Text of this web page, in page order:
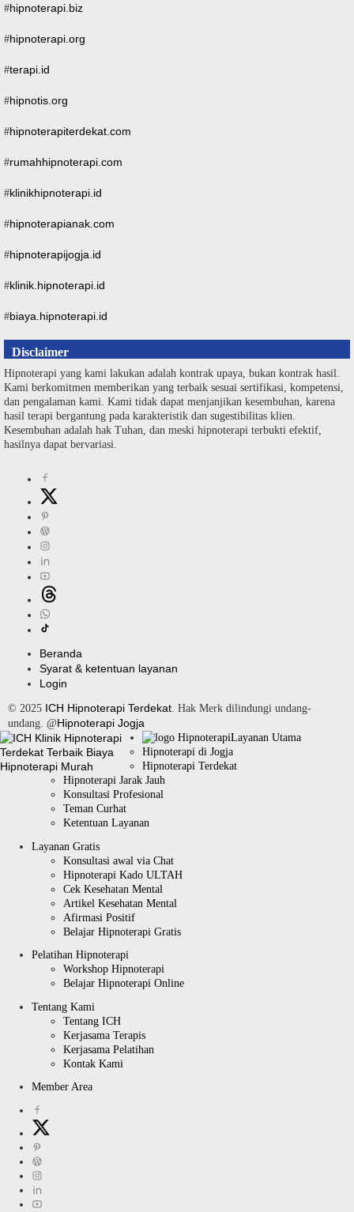
#hipnoterapi.biz
#hipnoterapi.org
#terapi.id
#hipnotis.org
#hipnoterapiterdekat.com
#rumahhipnoterapi.com
#klinikhipnoterapi.id
#hipnoterapianak.com
#hipnoterapijogja.id
#klinik.hipnoterapi.id
#biaya.hipnoterapi.id
Disclaimer
Hipnoterapi yang kami lakukan adalah kontrak upaya, bukan kontrak hasil.
Kami berkomitmen memberikan yang terbaik sesuai sertifikasi, kompetensi,
dan pengalaman kami. Kami tidak dapat menjanjikan kesembuhan, karena
hasil terapi bergantung pada karakteristik dan sugestibilitas klien.
Kesembuhan adalah hak Tuhan, dan meski hipnoterapi terbukti efektif,
hasilnya dapat bervariasi.
Beranda
Syarat & ketentuan layanan
Login
© 2025 ICH Hipnoterapi Terdekat . Hak Merk dilindungi undang-
undang. @Hipnoterapi Jogja
Layanan Utama
Hipnoterapi di Jogja
Hipnoterapi Terdekat
Hipnoterapi Jarak Jauh
Konsultasi Profesional
Teman Curhat
Ketentuan Layanan
Layanan Gratis
Konsultasi awal via Chat
Hipnoterapi Kado ULTAH
Cek Kesehatan Mental
Artikel Kesehatan Mental
Afirmasi Positif
Belajar Hipnoterapi Gratis
Pelatihan Hipnoterapi
Workshop Hipnoterapi
Belajar Hipnoterapi Online
Tentang Kami
Tentang ICH
Kerjasama Terapis
Kerjasama Pelatihan
Kontak Kami
Member Area